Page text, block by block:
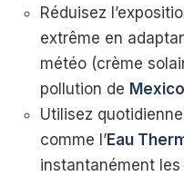
Réduisez
extrême en
météo (crème
pollution de Mexico
Utilisez
comme l’Eau
instantanément